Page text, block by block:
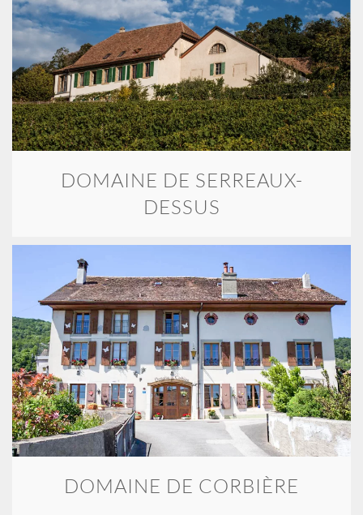
DOMAINE DE SERREAUX-
DESSUS
DOMAINE DE CORBIÈRE